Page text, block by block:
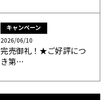
キャンペーン
2026/06/10
完売御礼！★ご好評につ
き第…